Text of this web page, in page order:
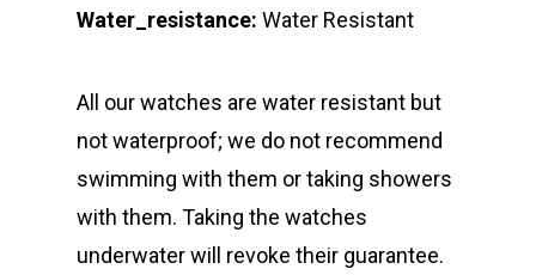
Water_resistance: Water Resistant
All our watches are water resistant but
not waterproof; we do not recommend
swimming with them or taking showers
with them. Taking the watches
underwater will revoke their guarantee.